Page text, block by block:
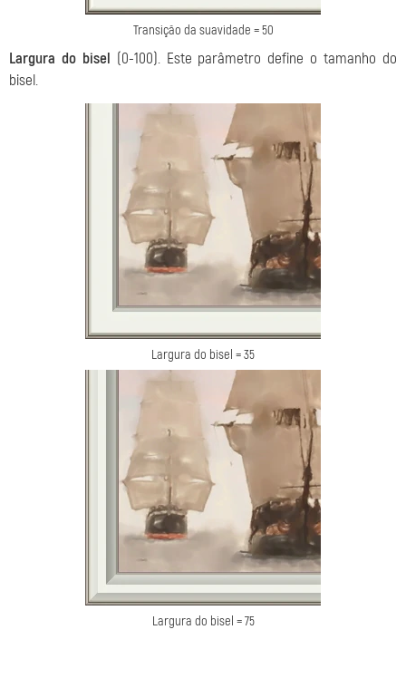
Transição da suavidade = 50
Largura do bisel (0-100). Este parâmetro define o tamanho do
bisel.
Largura do bisel = 35
Largura do bisel = 75